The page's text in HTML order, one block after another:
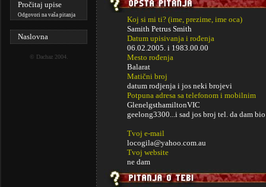
Pročitaj upise
Odgovori na vaša pitanja
Naslovna
© Dachaz2004.
Koj si mi ti? (ime, prezime, ime oca)
Samith Petrus Smith
Datum upisivanja i rođenja
06.02.2005. i 1983.00.00
Mesto rođenja
Balarat
Matični broj
datum rodjenja i jos neki brojevi
Potpuna adresa sa telefonom i mobilnim
GlenelgsthamiltonVIC
geelong3300...i sad jos broj tel. da dam
Tvoj e-mail
locogila@yahoo.com.au
Tvoj website
ne dam